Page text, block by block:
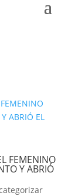
FEMENINO
Y ABRIÓ